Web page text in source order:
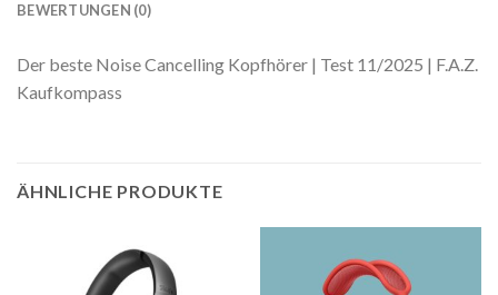
BEWERTUNGEN (0)
Der beste Noise Cancelling Kopfhörer | Test 11/2025 | F.A.Z.
Kaufkompass
ÄHNLICHE PRODUKTE